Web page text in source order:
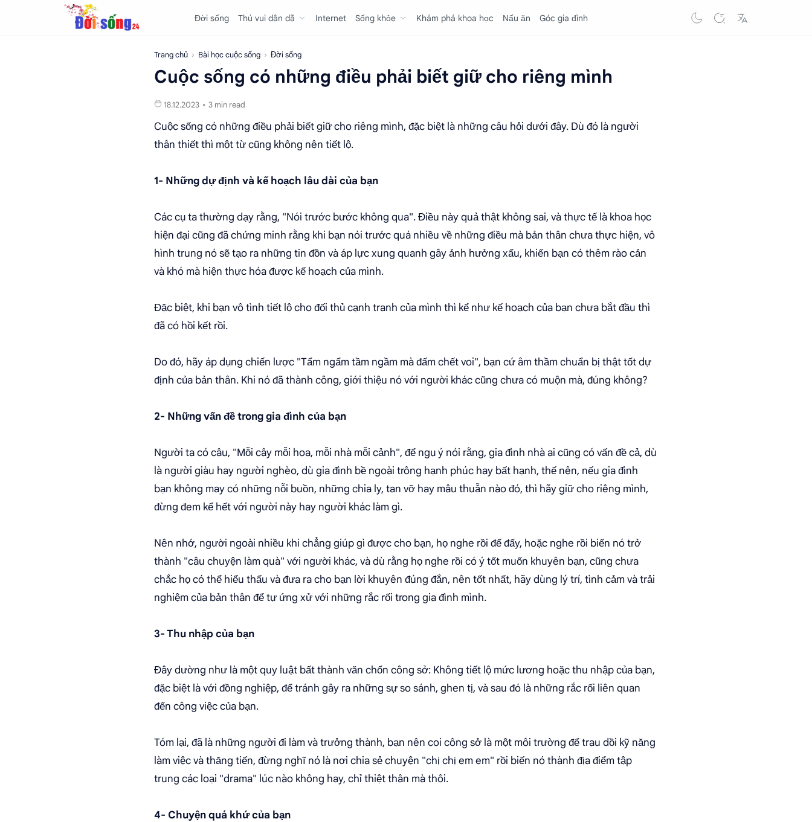
Đời sống Thú vui dân dã Internet Sống khỏe Khám phá khoa học Nấu ăn Góc gia đình
Trang chủ Bài học cuộc sống Đời sống
Cuộc sống có những điều phải biết giữ cho riêng mình
3 min read
Cuộc sống có những điều phải biết giữ cho riêng mình, đặc biệt là những câu hỏi dưới đây. Dù đó là người
thân thiết thì một từ cũng không nên tiết lộ.
1- Những dự định và kế hoạch lâu dài của bạn
Các cụ ta thường dạy rằng, "Nói trước bước không qua". Điều này quả thật không sai, và thực tế là khoa học
hiện đại cũng đã chứng minh rằng khi bạn nói trước quá nhiều về những điều mà bản thân chưa thực hiện, vô
hình trung nó sẽ tạo ra những tin đồn và áp lực xung quanh gây ảnh hưởng xấu, khiến bạn có thêm rào cản
và khó mà hiện thực hóa được kế hoạch của mình.
Đặc biệt, khi bạn vô tình tiết lộ cho đối thủ cạnh tranh của mình thì kể như kế hoạch của bạn chưa bắt đầu thì
đã có hồi kết rồi.
Do đó, hãy áp dụng chiến lược "Tẩm ngẩm tầm ngầm mà đấm chết voi", bạn cứ âm thầm chuẩn bị thật tốt dự
định của bản thân. Khi nó đã thành công, giới thiệu nó với người khác cũng chưa có muộn mà, đúng không?
2- Những vấn đề trong gia đình của bạn
Người ta có câu, "Mỗi cây mỗi hoa, mỗi nhà mỗi cảnh", để ngụ ý nói rằng, gia đình nhà ai cũng có vấn đề cả, dù
là người giàu hay người nghèo, dù gia đình bề ngoài trông hạnh phúc hay bất hạnh, thế nên, nếu gia đình
bạn không may có những nỗi buồn, những chia ly, tan vỡ hay mâu thuẫn nào đó, thì hãy giữ cho riêng mình,
đừng đem kể hết với người này hay người khác làm gì.
Nên nhớ, người ngoài nhiều khi chẳng giúp gì được cho bạn, họ nghe rồi để đấy, hoặc nghe rồi biến nó trở
thành "câu chuyện làm quà" với người khác, và dù rằng họ nghe rồi có ý tốt muốn khuyên bạn, cũng chưa
chắc họ có thể hiểu thấu và đưa ra cho bạn lời khuyên đúng đắn, nên tốt nhất, hãy dùng lý trí, tình cảm và trải
nghiệm của bản thân để tự ứng xử với những rắc rối trong gia đình mình.
3- Thu nhập của bạn
Đây dường như là một quy luật bất thành văn chốn công sở: Không tiết lộ mức lương hoặc thu nhập của bạn,
đặc biệt là với đồng nghiệp, để tránh gây ra những sự so sánh, ghen tị, và sau đó là những rắc rối liên quan
đến công việc của bạn.
Tóm lại, đã là những người đi làm và trưởng thành, bạn nên coi công sở là một môi trường để trau dồi kỹ năng
làm việc và thăng tiến, đừng nghĩ nó là nơi chia sẻ chuyện "chị chị em em" rồi biến nó thành địa điểm tập
trung các loại "drama" lúc nào không hay, chỉ thiệt thân mà thôi.
4- Chuyện quá khứ của bạn